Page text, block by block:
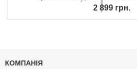
2 899 грн.
КОМПАНІЯ